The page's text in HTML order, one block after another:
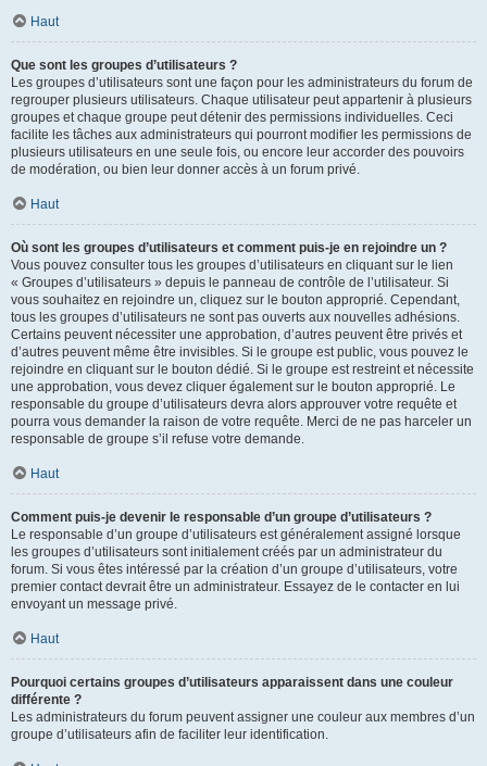
Haut
Que sont les groupes d’utilisateurs ?
Les groupes d’utilisateurs sont une façon pour les administrateurs du forum de
regrouper plusieurs utilisateurs. Chaque utilisateur peut appartenir à plusieurs
groupes et chaque groupe peut détenir des permissions individuelles. Ceci
facilite les tâches aux administrateurs qui pourront modifier les permissions de
plusieurs utilisateurs en une seule fois, ou encore leur accorder des pouvoirs
de modération, ou bien leur donner accès à un forum privé.
Haut
Où sont les groupes d’utilisateurs et comment puis-je en rejoindre un ?
Vous pouvez consulter tous les groupes d’utilisateurs en cliquant sur le lien
« Groupes d’utilisateurs » depuis le panneau de contrôle de l’utilisateur. Si
vous souhaitez en rejoindre un, cliquez sur le bouton approprié. Cependant,
tous les groupes d’utilisateurs ne sont pas ouverts aux nouvelles adhésions.
Certains peuvent nécessiter une approbation, d’autres peuvent être privés et
d’autres peuvent même être invisibles. Si le groupe est public, vous pouvez le
rejoindre en cliquant sur le bouton dédié. Si le groupe est restreint et nécessite
une approbation, vous devez cliquer également sur le bouton approprié. Le
responsable du groupe d’utilisateurs devra alors approuver votre requête et
pourra vous demander la raison de votre requête. Merci de ne pas harceler un
responsable de groupe s’il refuse votre demande.
Haut
Comment puis-je devenir le responsable d’un groupe d’utilisateurs ?
Le responsable d’un groupe d’utilisateurs est généralement assigné lorsque
les groupes d’utilisateurs sont initialement créés par un administrateur du
forum. Si vous êtes intéressé par la création d’un groupe d’utilisateurs, votre
premier contact devrait être un administrateur. Essayez de le contacter en lui
envoyant un message privé.
Haut
Pourquoi certains groupes d’utilisateurs apparaissent dans une couleur
différente ?
Les administrateurs du forum peuvent assigner une couleur aux membres d’un
groupe d’utilisateurs afin de faciliter leur identification.